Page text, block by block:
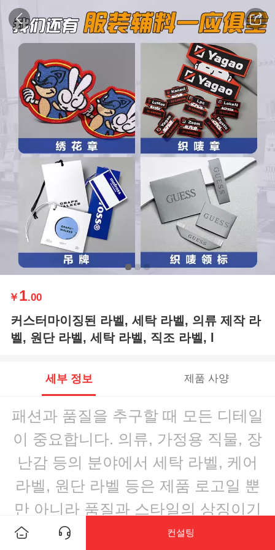
￥ 1.00
커스터마이징된 라벨, 세탁 라벨, 의류 제작 라
벨, 원단 라벨, 세탁 라벨, 직조 라벨, l
세부 정보 제품 사양
패션과 품질을 추구할 때 모든 디테일
이 중요합니다. 의류, 가정용 직물, 장
난감 등의 분야에서 세탁 라벨, 케어
라벨, 원단 라벨 등은 제품 로고일 뿐
만 아니라 품질과 스타일의 상징이기
도 합니다.컨설팅